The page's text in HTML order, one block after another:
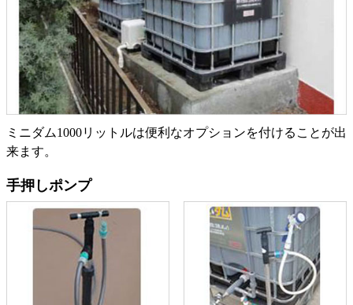
ミニダム1000リットルは便利なオプションを付けることが出
来ます。
手押しポンプ